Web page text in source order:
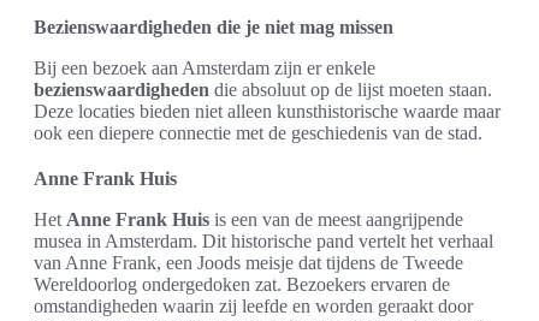
Bezienswaardigheden die je niet mag missen
Bij een bezoek aan Amsterdam zijn er enkele
bezienswaardigheden die absoluut op de lijst moeten staan.
Deze locaties bieden niet alleen kunsthistorische waarde maar
ook een diepere connectie met de geschiedenis van de stad.
Anne Frank Huis
Het Anne Frank Huis is een van de meest aangrijpende
musea in Amsterdam. Dit historische pand vertelt het verhaal
van Anne Frank, een Joods meisje dat tijdens de Tweede
Wereldoorlog ondergedoken zat. Bezoekers ervaren de
omstandigheden waarin zij leefde en worden geraakt door